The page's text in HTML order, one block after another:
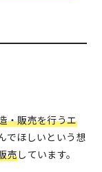
・販売を行うエ
でほしいという想
売しています。